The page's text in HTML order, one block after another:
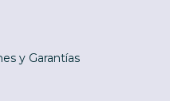
y Garantías